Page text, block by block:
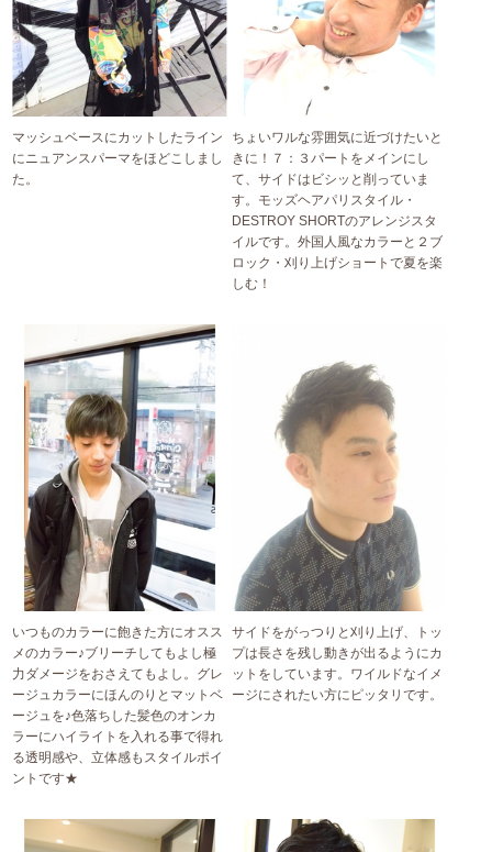
マッシュベースにカットしたライン
にニュアンスパーマをほどこしまし
た。
ちょいワルな雰囲気に近づけたいと
きに！７：３パートをメインにし
て、サイドはビシッと削っていま
す。モッズヘアパリスタイル・
DESTROY SHORTのアレンジスタ
イルです。外国人風なカラーと２ブ
ロック・刈り上げショートで夏を楽
しむ！
いつものカラーに飽きた方にオスス
メのカラー♪ブリーチしてもよし極
力ダメージをおさえてもよし。グレ
ージュカラーにほんのりとマットベ
ージュを♪色落ちした髪色のオンカ
ラーにハイライトを入れる事で得れ
る透明感や、立体感もスタイルポイ
ントです★
サイドをがっつりと刈り上げ、トッ
プは長さを残し動きが出るようにカ
ットをしています。ワイルドなイメ
ージにされたい方にピッタリです。